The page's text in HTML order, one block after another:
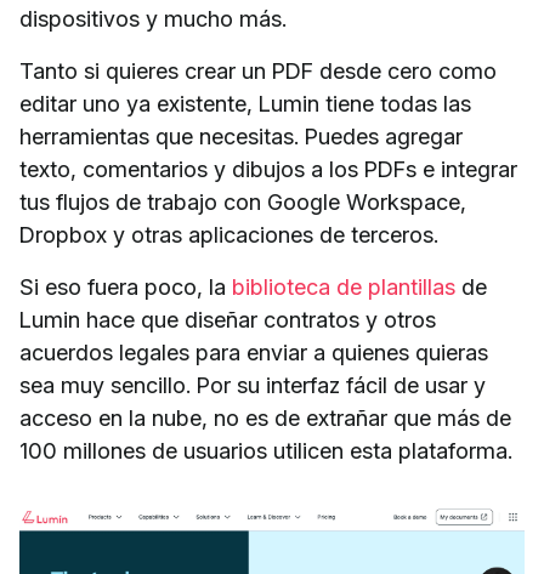
dispositivos y mucho más.
Tanto si quieres crear un PDF desde cero como
editar uno ya existente, Lumin tiene todas las
herramientas que necesitas. Puedes agregar
texto, comentarios y dibujos a los PDFs e integrar
tus flujos de trabajo con Google Workspace,
Dropbox y otras aplicaciones de terceros.
Si eso fuera poco, la biblioteca de plantillas de
Lumin hace que diseñar contratos y otros
acuerdos legales para enviar a quienes quieras
sea muy sencillo. Por su interfaz fácil de usar y
acceso en la nube, no es de extrañar que más de
100 millones de usuarios utilicen esta plataforma.